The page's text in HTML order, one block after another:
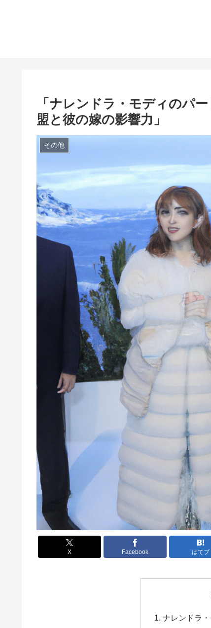
「ナレンドラ・モディのパ
盟と彼の嫁の影響力」
その他
X Facebook はてブ
ナレンドラ